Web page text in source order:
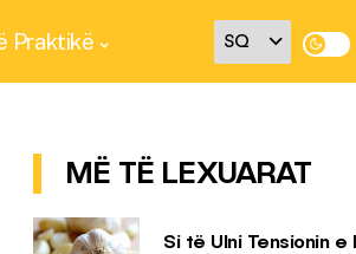
Praktikë
MË TË LEXUARAT
Si të Ulni Tensionin e